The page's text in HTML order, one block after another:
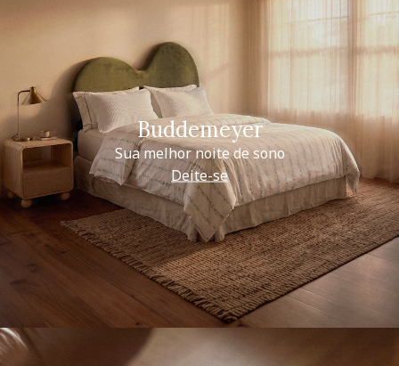
Buddemeyer
Sua melhor noite de sono
Deite-se